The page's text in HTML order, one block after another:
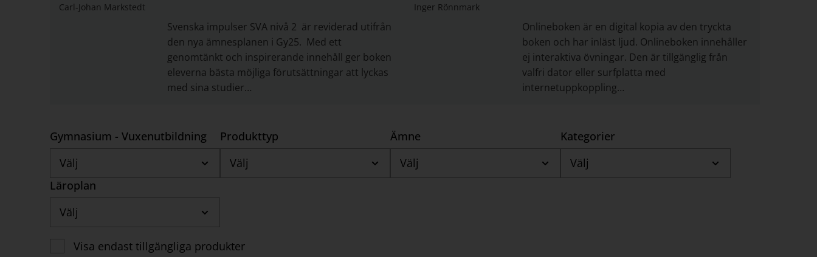
Carl-Johan Markstedt
Svenska impulser SVA nivå 2 är reviderad utifrån
den nya ämnesplanen i Gy25. Med ett
genomtänkt och inspirerande innehåll ger boken
eleverna bästa möjliga förutsättningar att lyckas
med sina studier…
Inger Rönnmark
Onlineboken är en digital kopia av den tryckta
boken och har inläst ljud. Onlineboken innehåller
ej interaktiva övningar. Den är tillgänglig från
valfri dator eller surfplatta med
internetuppkoppling…
Gymnasium - Vuxenutbildning
Välj
Produkttyp
Välj
Ämne
Välj
Kategorier
Välj
Läroplan
Välj
Visa endast tillgängliga produkter